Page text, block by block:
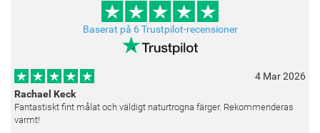
Baserat på 6 Trustpilot-recensioner
4 Mar 2026
Rachael Keck
Fantastiskt fint målat och väldigt naturtrogna färger. Rekommenderas
varmt!